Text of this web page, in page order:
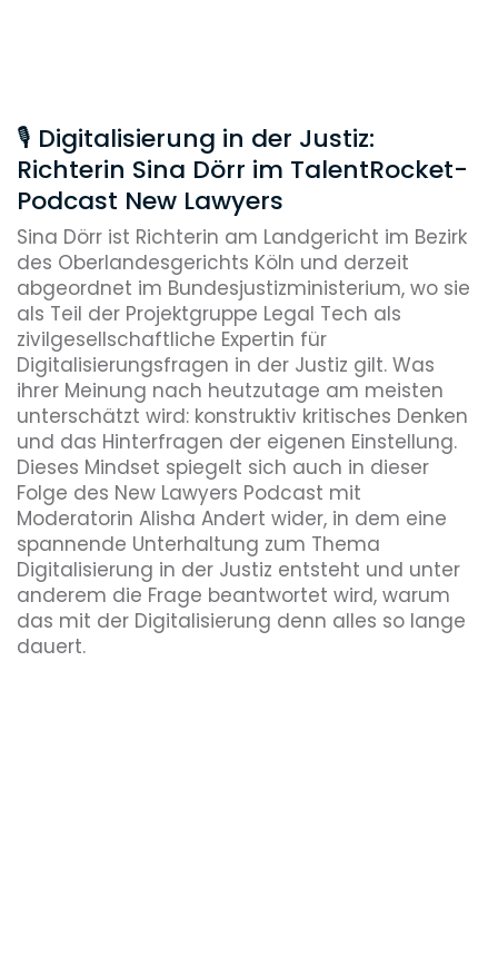
🎙 Digitalisierung in der Justiz:
Richterin Sina Dörr im TalentRocket-
Podcast New Lawyers
Sina Dörr ist Richterin am Landgericht im Bezirk
des Oberlandesgerichts Köln und derzeit
abgeordnet im Bundesjustizministerium, wo sie
als Teil der Projektgruppe Legal Tech als
zivilgesellschaftliche Expertin für
Digitalisierungsfragen in der Justiz gilt. Was
ihrer Meinung nach heutzutage am meisten
unterschätzt wird: konstruktiv kritisches Denken
und das Hinterfragen der eigenen Einstellung.
Dieses Mindset spiegelt sich auch in dieser
Folge des New Lawyers Podcast mit
Moderatorin Alisha Andert wider, in dem eine
spannende Unterhaltung zum Thema
Digitalisierung in der Justiz entsteht und unter
anderem die Frage beantwortet wird, warum
das mit der Digitalisierung denn alles so lange
dauert.